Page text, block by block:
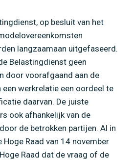
op besluit van het
langzaamaan uitgefaseerd.
Belastingdienst geen
door voorafgaand aan de
werkrelatie een oordeel te
daarvan. De juiste
ook afhankelijk van de
de betrokken partijen. Al in
Hoge Raad van 14 november
Raad dat de vraag of de